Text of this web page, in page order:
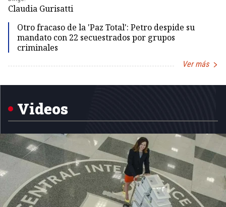
Claudia Gurisatti
Otro fracaso de la 'Paz Total': Petro despide su
mandato con 22 secuestrados por grupos
criminales
Ver más
Videos